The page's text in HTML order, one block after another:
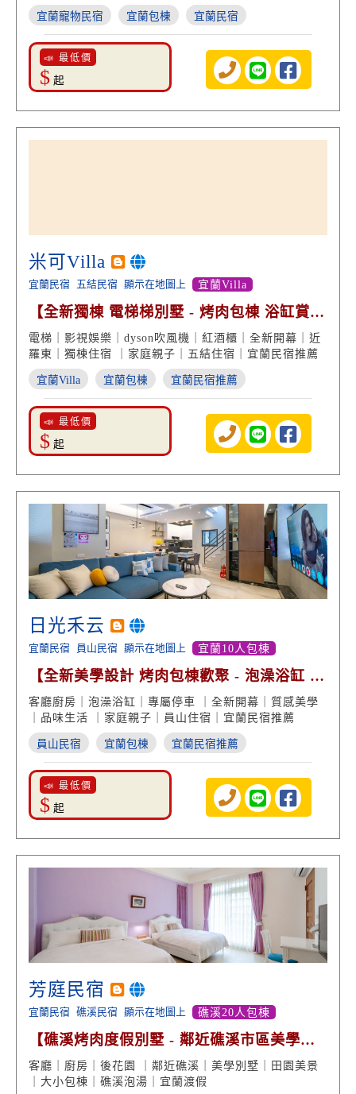
宜蘭寵物民宿 宜蘭包棟 宜蘭民宿
📣 最低價
$ 起
米可Villa
宜蘭民宿 五結民宿 顯示在地圖上 宜蘭Villa
【全新獨棟 電梯梯別墅 - 烤肉包棟 浴缸賞景
近羅東國道】
電梯｜影視娛樂｜dyson吹風機｜紅酒櫃｜全新開幕｜近
羅東｜獨棟住宿 ｜家庭親子｜五結住宿｜宜蘭民宿推薦
宜蘭Villa 宜蘭包棟 宜蘭民宿推薦
📣 最低價
$ 起
日光禾云
宜蘭民宿 員山民宿 顯示在地圖上 宜蘭10人包棟
【全新美學設計 烤肉包棟歡聚 - 泡澡浴缸 歡
山美景】
客廳廚房｜泡澡浴缸｜專屬停車 ｜全新開幕｜質感美學
｜品味生活 ｜家庭親子｜員山住宿｜宜蘭民宿推薦
員山民宿 宜蘭包棟 宜蘭民宿推薦
📣 最低價
$ 起
芳庭民宿
宜蘭民宿 礁溪民宿 顯示在地圖上 礁溪20人包棟
【礁溪烤肉度假別墅 - 鄰近礁溪市區美學住
宿】
客廳｜廚房｜後花園 ｜鄰近礁溪｜美學別墅｜田園美景
｜大小包棟｜礁溪泡湯｜宜蘭渡假